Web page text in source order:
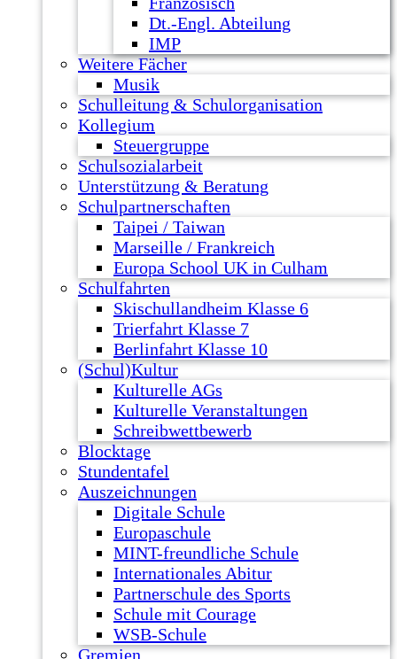
Dt.-Engl. Abteilung
IMP
Weitere Fächer
Musik
Schulleitung & Schulorganisation
Kollegium
Steuergruppe
Schulsozialarbeit
Unterstützung & Beratung
Schulpartnerschaften
Taipei / Taiwan
Marseille / Frankreich
Europa School UK in Culham
Schulfahrten
Skischullandheim Klasse 6
Trierfahrt Klasse 7
Berlinfahrt Klasse 10
(Schul)Kultur
Kulturelle AGs
Kulturelle Veranstaltungen
Schreibwettbewerb
Blocktage
Stundentafel
Auszeichnungen
Digitale Schule
Europaschule
MINT-freundliche Schule
Internationales Abitur
Partnerschule des Sports
Schule mit Courage
WSB-Schule
Gremien